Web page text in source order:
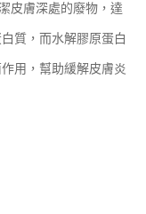
皮膚深處的廢物，達
質，而水解膠原蛋白
用，幫助緩解皮膚炎